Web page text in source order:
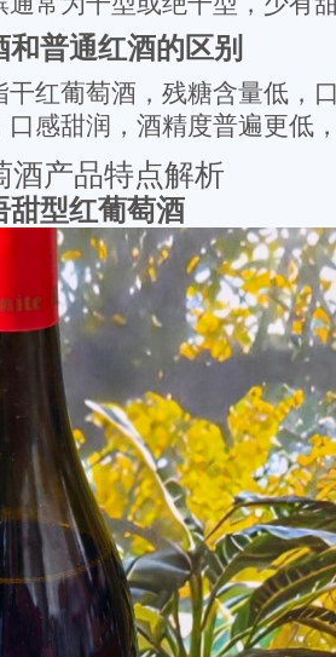
普通红酒的区别
干红葡萄酒，残糖含量低，
口感甜润，酒精度普遍更低
酒产品特点解析
甜型红葡萄酒